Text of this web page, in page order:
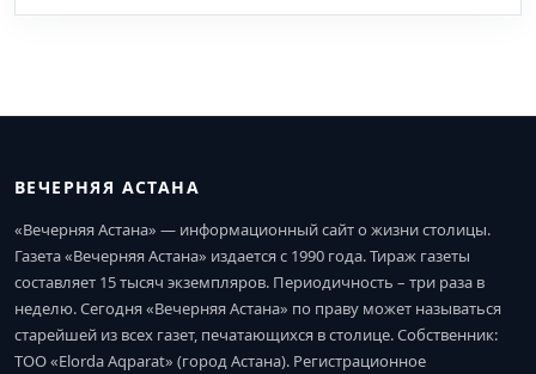
ВЕЧЕРНЯЯ АСТАНА
«Вечерняя Астана» — информационный сайт о жизни столицы.
Газета «Вечерняя Астана» издается с 1990 года. Тираж газеты
составляет 15 тысяч экземпляров. Периодичность – три раза в
неделю. Сегодня «Вечерняя Астана» по праву может называться
старейшей из всех газет, печатающихся в столице. Собственник:
ТОО «Elorda Aqparat» (город Астана). Регистрационное